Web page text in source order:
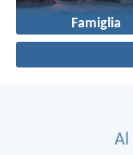
Famiglia
Al